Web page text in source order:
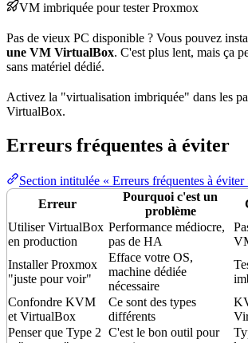
VM imbriquée pour tester Proxmox
Pas de vieux PC disponible ? Vous pouvez
une VM VirtualBox. C'est plus lent, mais ça
sans matériel dédié.
Activez la "virtualisation imbriquée" dans les
VirtualBox.
Erreurs fréquentes à éviter
Section intitulée « Erreurs fréquentes à éviter
Erreur
Pourquoi c'est un
problème
Utiliser VirtualBox
en production
Performance médiocre,
pas de HA
Installer Proxmox
"juste pour voir"
Efface votre OS,
machine dédiée
nécessaire
Confondre KVM
et VirtualBox
Ce sont des types
différents
Penser que Type 2 C'est le bon outil pour